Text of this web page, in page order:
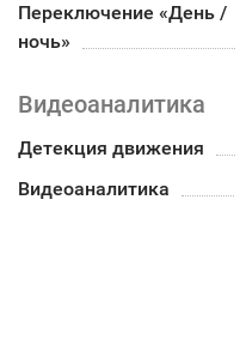
Переключение «День /
ночь»
Видеоаналитика
Детекция движения
Видеоаналитика